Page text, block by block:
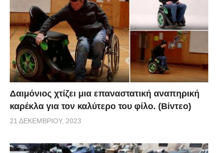
Δαιμόνιος χτίζει μια επαναστατική αναπηρική
καρέκλα για τον καλύτερο του φίλο. (Βίντεο)
21 ΔΕΚΕΜΒΡΊΟΥ, 2023